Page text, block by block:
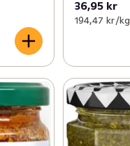
36,95 kr
194,47 kr /kg